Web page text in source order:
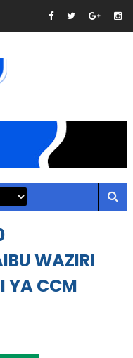
WAZIRI
YA CCM